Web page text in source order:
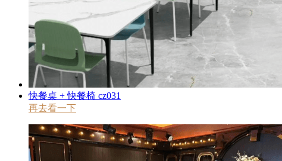
快餐桌 + 快餐椅 cz031
再去看一下